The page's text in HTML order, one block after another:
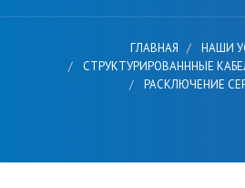
ГЛАВНАЯ
НАШИ
СТРУКТУРИРОВАНННЫЕ
РАСКЛЮЧЕНИЕ